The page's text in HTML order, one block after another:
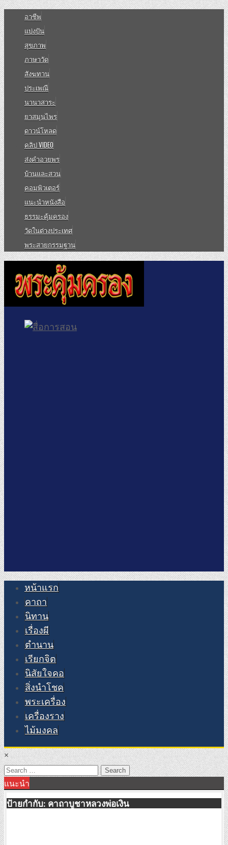
อาชีพ
แบ่งปัน
สุขภาพ
ภาษาวัด
สังฆทาน
ประเพณี
นานาสาระ
ยาสมุนไพร
ดาวน์โหลด
คลิป VIDEO
ส่งคำอวยพร
บ้านและสวน
คอมพิวเตอร์
แนะนำหนังสือ
ธรรมะคุ้มครอง
วัดในต่างประเทศ
พระสายกรรมฐาน
หน้าแรก
คาถา
นิทาน
เรื่องผี
ตำนาน
เรียกจิต
นิสัยใจคอ
สิ่งนำโชค
พระเครื่อง
เครื่องราง
ไม้มงคล
×
Search
for:
แนะนำ
ป้ายกำกับ: คาถาบูชาหลวงพ่อเงิน